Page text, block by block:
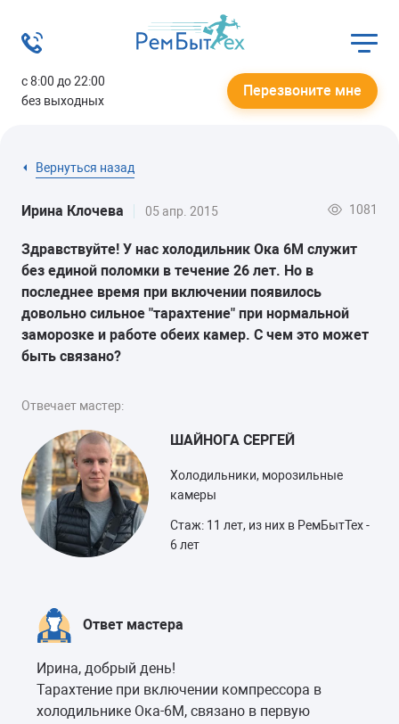
с 8:00 до 22:00
без выходных
Перезвоните мне
Вернуться назад
Ирина Клочева 05 апр. 2015 1081
Здравствуйте! У нас холодильник Ока 6М служит
без единой поломки в течение 26 лет. Но в
последнее время при включении появилось
довольно сильное "тарахтение" при нормальной
заморозке и работе обеих камер. С чем это может
быть связано?
Отвечает мастер:
ШАЙНОГА СЕРГЕЙ
Холодильники, морозильные
камеры
Стаж: 11 лет, из них в РемБытТех -
6 лет
Ответ мастера
Ирина, добрый день!
Тарахтение при включении компрессора в
холодильнике Ока-6М, связано в первую